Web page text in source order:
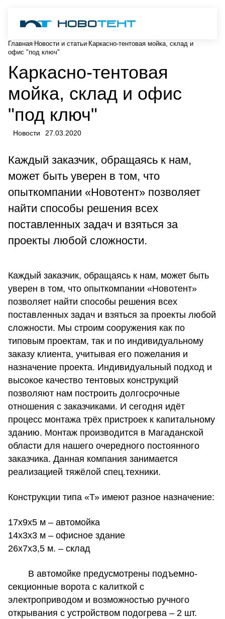
Главная Новости и статьи Каркасно-тентовая мойка, склад и
офис "под ключ"
Каркасно-тентовая
мойка, склад и офис
"под ключ"
Новости 27.03.2020
Каждый заказчик, обращаясь к нам,
может быть уверен в том, что
опыткомпании «Новотент» позволяет
найти способы решения всех
поставленных задач и взяться за
проекты любой сложности.
Каждый заказчик, обращаясь к нам, может быть
уверен в том, что опыткомпании «Новотент»
позволяет найти способы решения всех
поставленных задач и взяться за проекты любой
сложности. Мы строим сооружения как по
типовым проектам, так и по индивидуальному
заказу клиента, учитывая его пожелания и
назначение проекта. Индивидуальный подход и
высокое качество тентовых конструкций
позволяют нам построить долгосрочные
отношения с заказчиками. И сегодня идёт
процесс монтажа трёх пристроек к капитальному
зданию. Монтаж производится в Магаданской
области для нашего очередного постоянного
заказчика. Данная компания занимается
реализацией тяжёлой спец.техники.
Конструкции типа «Т» имеют разное назначение:
17х9х5 м – автомойка
14х3х3 м – офисное здание
26х7х3,5 м. – склад
В автомойке предусмотрены подъемно-
секционные ворота с калиткой с
электроприводом и возможностью ручного
открывания с устройством подогрева – 2 шт.